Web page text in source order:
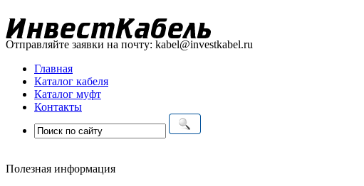
Отправляйте заявки на почту: kabel@investkabel.ru
Главная
Каталог кабеля
Каталог муфт
Контакты
Полезная информация